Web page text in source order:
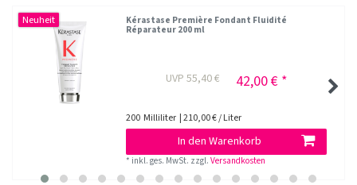
Neuheit
Kérastase Première Fondant Fluidité
Réparateur 200 ml
UVP 55,40 € 42,00 € *
200 Milliliter | 210,00 € / Liter
In den Warenkorb
* inkl. ges. MwSt. zzgl.Versandkosten